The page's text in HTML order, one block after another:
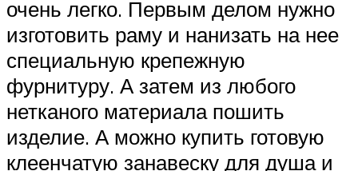
очень легко. Первым делом нужно
изготовить раму и нанизать на нее
специальную крепежную
фурнитуру. А затем из любого
нетканого материала пошить
изделие. А можно купить готовую
клеенчатую занавеску для душа и